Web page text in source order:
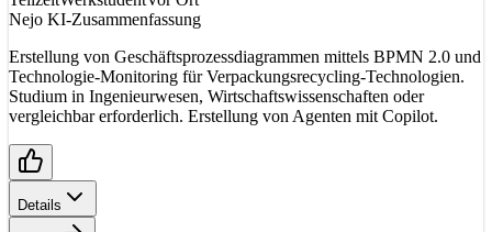
Nejo KI-Zusammenfassung
Erstellung von Geschäftsprozessdiagrammen mittels BPMN 2.0 und
Technologie-Monitoring für Verpackungsrecycling-Technologien.
Studium in Ingenieurwesen, Wirtschaftswissenschaften oder
vergleichbar erforderlich. Erstellung von Agenten mit Copilot.
Details